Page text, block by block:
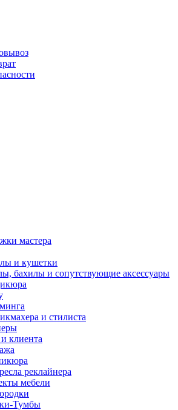
мастера
и кушетки
бахилы и сопутствующие аксессуары
и стилиста
клиента
реклайнера
мебели
Тумбы